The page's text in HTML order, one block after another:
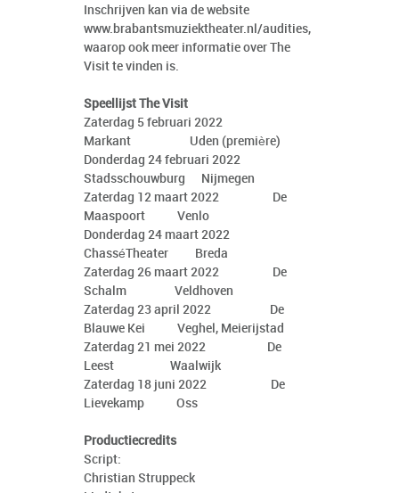
Inschrijven kan via de website
www.brabantsmuziektheater.nl/audities,
waarop ook meer informatie over The
Visit te vinden is.
Speellijst The Visit
Zaterdag 5 februari 2022
Markant Uden (première)
Donderdag 24 februari 2022
Stadsschouwburg Nijmegen
Zaterdag 12 maart 2022 De
Maaspoort Venlo
Donderdag 24 maart 2022
ChasséTheater Breda
Zaterdag 26 maart 2022 De
Schalm Veldhoven
Zaterdag 23 april 2022 De
Blauwe Kei Veghel, Meierijstad
Zaterdag 21 mei 2022 De
Leest Waalwijk
Zaterdag 18 juni 2022 De
Lievekamp Oss
Productiecredits
Script:
Christian Struppeck